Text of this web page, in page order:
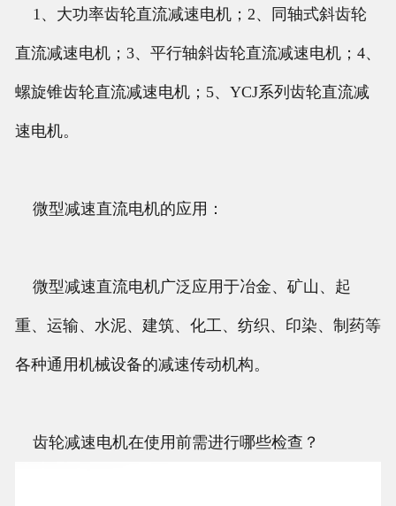
1、大功率齿轮直流减速电机；2、同轴式斜齿轮
直流减速电机；3、平行轴斜齿轮直流减速电机；4、
螺旋锥齿轮直流减速电机；5、YCJ系列齿轮直流减
速电机。
微型减速直流电机的应用：
微型减速直流电机广泛应用于冶金、矿山、起
重、运输、水泥、建筑、化工、纺织、印染、制药等
各种通用机械设备的减速传动机构。
齿轮减速电机在使用前需进行哪些检查？